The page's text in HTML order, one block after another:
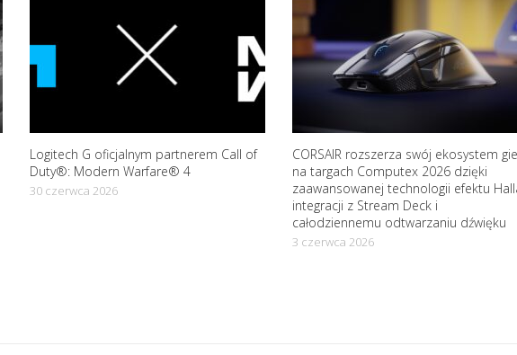
Logitech G oficjalnym partnerem Call of
Duty®: Modern Warfare® 4
30 czerwca 2026
CORSAIR rozszerza swój ekosystem
na targach Computex 2026 dzięki
zaawansowanej technologii efektu
integracji z Stream Deck i
całodziennemu odtwarzaniu dźwięku
3 czerwca 2026